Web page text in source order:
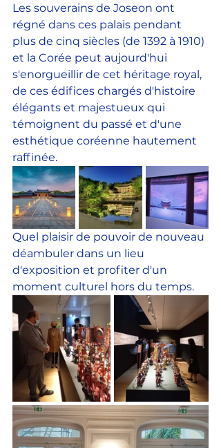
Les souverains de Joseon ont
régné dans ces palais pendant
plus de cinq siècles (de 1392 à 1910)
et la Corée peut aujourd'hui
s'enorgueillir de cet héritage royal,
de ces édifices chargés d'histoire
élégants et majestueux qui
témoignent du passé et d'une
esthétique coréenne hautement
raffinée.
Quel plaisir de pouvoir de nouveau
déambuler dans un lieu
d'exposition et profiter d'un
moment culturel hors du temps.